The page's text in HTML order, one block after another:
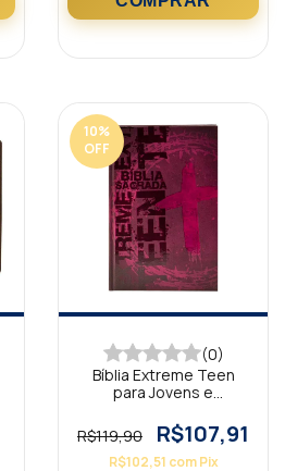
10%
OFF
(0)
Bíblia Extreme Teen
para Jovens e
Dura, vinho NTLH
R$119,90 R$107,91
R$102,51 com Pix